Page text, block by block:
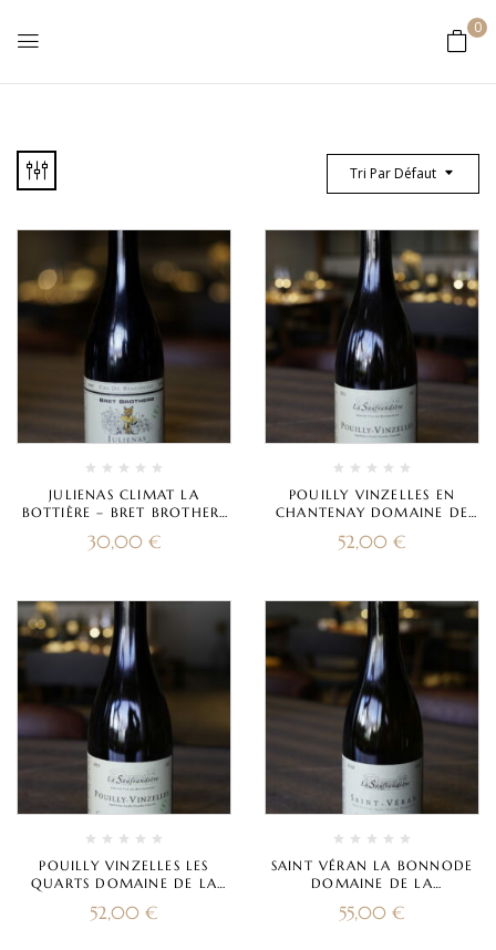
0
Tri Par Défaut
JULIENAS CLIMAT LA
BOTTIÈRE – BRET BROTHERS
30,00 €
POUILLY VINZELLES EN
CHANTENAY DOMAINE DE
52,00 €
POUILLY VINZELLES LES
QUARTS DOMAINE DE LA
52,00 €
SAINT VÉRAN LA BONNODE
DOMAINE DE LA
55,00 €